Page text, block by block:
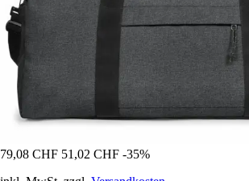
79,08 CHF 51,02 CHF -35%